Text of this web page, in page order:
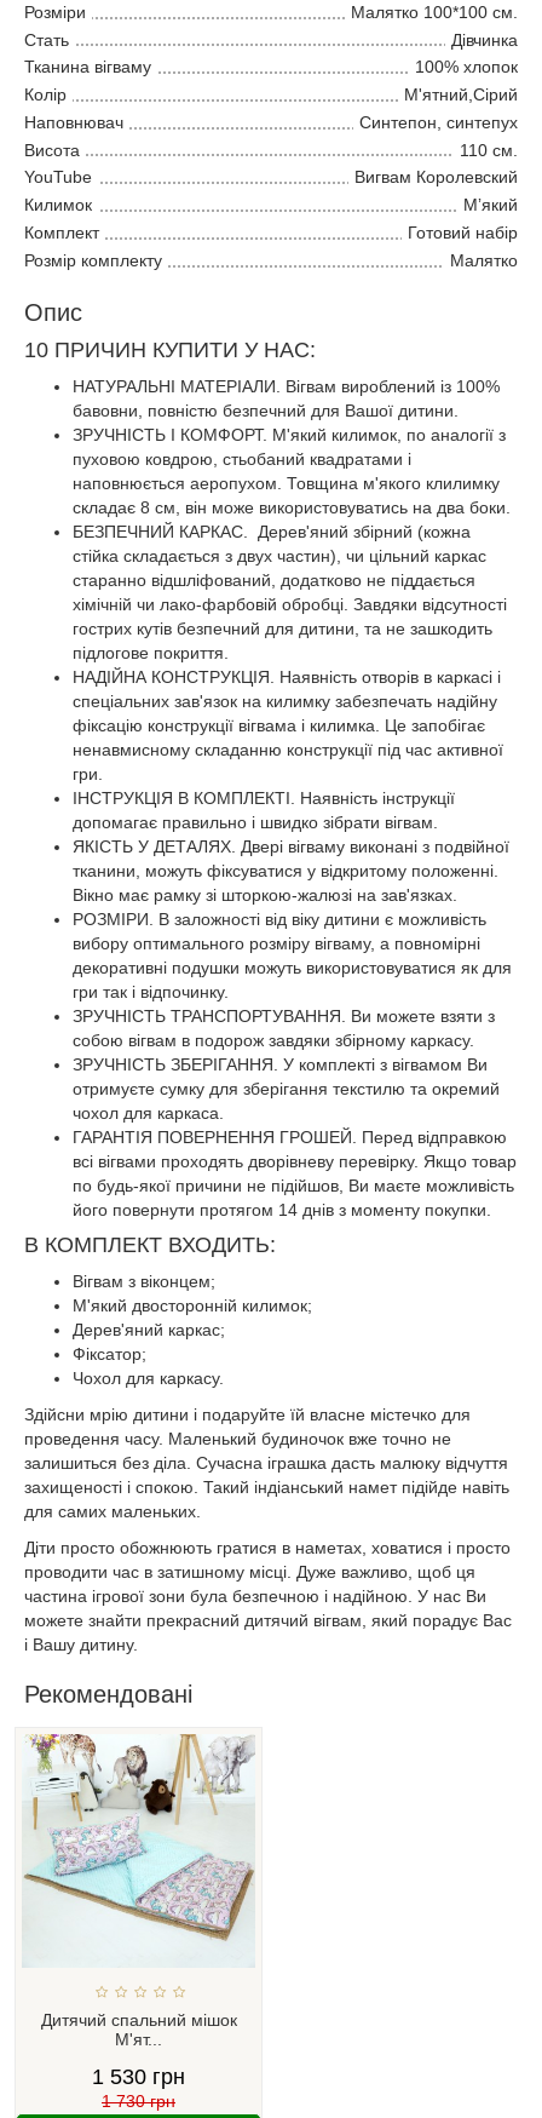
Розміри
Малятко 100*100 см.
Стать
Дівчинка
Тканина вігваму
100% хлопок
Колір
М'ятний,Сірий
Наповнювач
Синтепон, синтепух
Висота
110 см.
YouTube
Вигвам Королевский
Килимок
Мʼякий
Комплект
Готовий набір
Розмір комплекту
Малятко
Опис
10 ПРИЧИН КУПИТИ У НАС:
НАТУРАЛЬНІ МАТЕРІАЛИ. Вігвам вироблений із 100%
бавовни, повністю безпечний для Вашої дитини.
ЗРУЧНІСТЬ І КОМФОРТ. М'який килимок, по аналогії з
пуховою ковдрою, стьобаний квадратами і
наповнюється аеропухом. Товщина м'якого клилимку
складає 8 см, він може використовуватись на два боки.
БЕЗПЕЧНИЙ КАРКАС. Дерев'яний збірний (кожна
стійка складається з двух частин), чи цільний каркас
старанно відшліфований, додатково не піддається
хімічній чи лако-фарбовій обробці. Завдяки відсутності
гострих кутів безпечний для дитини, та не зашкодить
підлогове покриття.
НАДІЙНА КОНСТРУКЦІЯ. Наявність отворів в каркасі і
спеціальних зав'язок на килимку забезпечать надійну
фіксацію конструкції вігвама і килимка. Це запобігає
ненавмисному складанню конструкції під час активної
гри.
ІНСТРУКЦІЯ В КОМПЛЕКТІ. Наявність інструкції
допомагає правильно і швидко зібрати вігвам.
ЯКІСТЬ У ДЕТАЛЯХ. Двері вігваму виконані з подвійної
тканини, можуть фіксуватися у відкритому положенні.
Вікно має рамку зі шторкою-жалюзі на зав'язках.
РОЗМІРИ. В заложності від віку дитини є можливість
вибору оптимального розміру вігваму, а повномірні
декоративні подушки можуть використовуватися як для
гри так і відпочинку.
ЗРУЧНІСТЬ ТРАНСПОРТУВАННЯ. Ви можете взяти з
собою вігвам в подорож завдяки збірному каркасу.
ЗРУЧНІСТЬ ЗБЕРІГАННЯ. У комплекті з вігвамом Ви
отримуєте сумку для зберігання текстилю та окремий
чохол для каркаса.
ГАРАНТІЯ ПОВЕРНЕННЯ ГРОШЕЙ. Перед відправкою
всі вігвами проходять дворівневу перевірку. Якщо товар
по будь-якої причини не підійшов, Ви маєте можливість
його повернути протягом 14 днів з моменту покупки.
В КОМПЛЕКТ ВХОДИТЬ:
Вігвам з віконцем;
М'який двосторонній килимок;
Дерев'яний каркас;
Фіксатор;
Чохол для каркасу.
Здійсни мрію дитини і подаруйте їй власне містечко для
проведення часу. Маленький будиночок вже точно не
залишиться без діла. Сучасна іграшка дасть малюку відчуття
захищеності і спокою. Такий індіанський намет підійде навіть
для самих маленьких.
Діти просто обожнюють гратися в наметах, ховатися і просто
проводити час в затишному місці. Дуже важливо, щоб ця
частина ігрової зони була безпечною і надійною. У нас Ви
можете знайти прекрасний дитячий вігвам, який порадує Вас
і Вашу дитину.
Рекомендовані
Дитячий спальний мішок
М'ят...
1 530 грн
1 730 грн